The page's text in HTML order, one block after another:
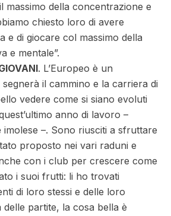
massimo della concentrazione e
chiesto loro di avere
e di giocare col massimo della
e mentale”.
. L’Europeo è un
il cammino e la carriera di
vedere come si siano evoluti
anno di lavoro –
imolese –. Sono riusciti a sfruttare
proposto nei vari raduni e
con i club per crescere come
i suoi frutti: li ho trovati
di loro stessi e delle loro
delle partite, la cosa bella è